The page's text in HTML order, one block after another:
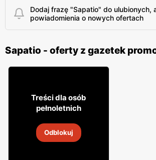
Dodaj frazę "Sapatio" do ulubionych,
powiadomienia o nowych ofertach
Sapatio - oferty z gazetek
2199
14 sie 2026
Treści dla osób
pełnoletnich
Odblokuj